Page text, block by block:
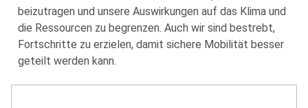
beizutragen und unsere Auswirkungen auf das Klima und
die Ressourcen zu begrenzen. Auch wir sind bestrebt,
Fortschritte zu erzielen, damit sichere Mobilität besser
geteilt werden kann.